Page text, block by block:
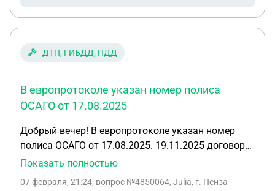
ДТП, ГИБДД, ПДД
В европротоколе указан номер полиса
ОСАГО от 17.08.2025
Добрый вечер! В европротоколе указан номер
полиса ОСАГО от 17.08.2025. 19.11.2025 договор
был изменён в связи со сменой фамилии,
Показать полностью
07 февраля, 21:24, вопрос №4850064, Julia, г. Пенза